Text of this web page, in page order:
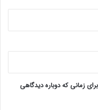
زمانی که دوباره دیدگاهی